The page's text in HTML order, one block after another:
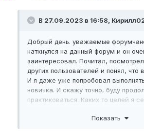
В 27.09.2023 в 16:58,
Добрый день. уважаемые
наткнулся на данный форум и он
заинтересовал. Почитал,
других пользователей и понял, что
И я даже уже попробовал
новичка. И скажу точно, буду
практиковаться. Каких то целей я
Показать